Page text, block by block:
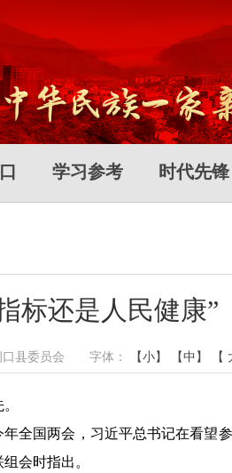
学习参考 时代先锋
标还是人民健康”
口县委员会 字体： 【小】 【中】 【
全国两会，习近平总书记在看望
会时指出。